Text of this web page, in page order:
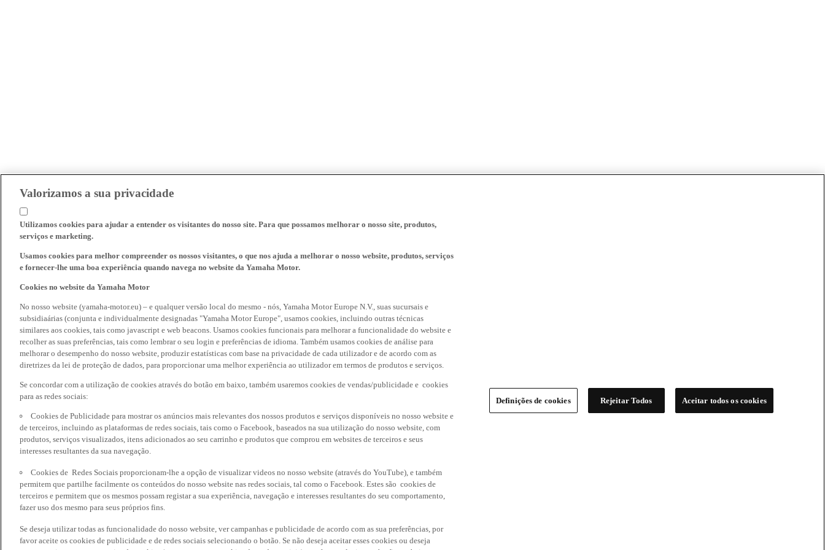
Valorizamos a sua privacidade
Utilizamos cookies para ajudar a entender os visitantes do nosso site. Para que possamos melhorar o nosso site, produtos,
serviços e marketing.
Usamos cookies para melhor compreender os nossos visitantes, o que nos ajuda a melhorar o nosso website, produtos, serviços
e fornecer-lhe uma boa experiência quando navega no website da Yamaha Motor.
Cookies no website da Yamaha Motor
No nosso website (yamaha-motor.eu) – e qualquer versão local do mesmo - nós, Yamaha Motor Europe N.V., suas sucursais e
subsidiaárias (conjunta e individualmente designadas "Yamaha Motor Europe", usamos cookies, incluindo outras técnicas
similares aos cookies, tais como javascript e web beacons. Usamos cookies funcionais para melhorar a funcionalidade do website e
recolher as suas preferências, tais como lembrar o seu login e preferências de idioma. Também usamos cookies de análise para
melhorar o desempenho do nosso website, produzir estatísticas com base na privacidade de cada utilizador e de acordo com as
diretrizes da lei de proteção de dados, para proporcionar uma melhor experiência ao utilizador em termos de produtos e serviços.
Se concordar com a utilização de cookies através do botão em baixo, também usaremos cookies de vendas/publicidade e cookies
para as redes sociais:
Cookies de Publicidade para mostrar os anúncios mais relevantes dos nossos produtos e serviços disponíveis no nosso website e
de terceiros, incluindo as plataformas de redes sociais, tais como o Facebook, baseados na sua utilização do nosso website, com
produtos, serviços visualizados, itens adicionados ao seu carrinho e produtos que comprou em websites de terceiros e seus
interesses resultantes da sua navegação.
Cookies de Redes Sociais proporcionam-lhe a opção de visualizar videos no nosso website (através do YouTube), e também
permitem que partilhe facilmente os conteúdos do nosso website nas redes sociais, tal como o Facebook. Estes são cookies de
terceiros e permitem que os mesmos possam registar a sua experiência, navegação e interesses resultantes do seu comportamento,
fazer uso dos mesmo para seus próprios fins.
Se deseja utilizar todas as funcionalidade do nosso website, ver campanhas e publicidade de acordo com as sua preferências, por
favor aceite os cookies de publicidade e de redes sociais selecionando o botão. Se não deseja aceitar esses cookies ou deseja
Definições de cookies Rejeitar Todos Aceitar todos os cookies